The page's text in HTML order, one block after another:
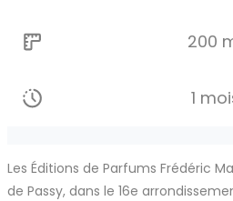
200
1
Les Éditions de Parfums Frédéric
de Passy, dans le 16e